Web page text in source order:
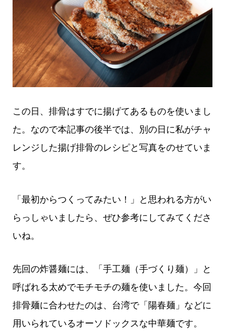
この日、排骨はすでに揚げてあるものを使いまし
た。なので本記事の後半では、別の日に私がチャ
レンジした揚げ排骨のレシピと写真をのせていま
す。
「最初からつくってみたい！」と思われる方がい
らっしゃいましたら、ぜひ参考にしてみてくださ
いね。
先回の炸醤麺には、「手工麺（手づくり麺）」と
呼ばれる太めでモチモチの麺を使いました。今回
排骨麺に合わせたのは、台湾で「陽春麺」などに
用いられているオーソドックスな中華麺です。